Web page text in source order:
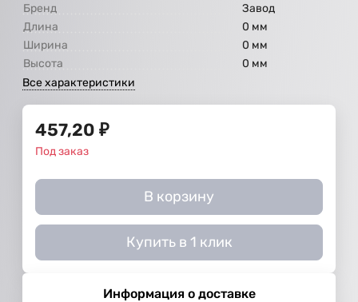
Бренд
Завод
Длина
0 мм
Ширина
0 мм
Высота
0 мм
Все характеристики
457,20 ₽
Под заказ
В корзину
Купить в 1 клик
Информация о доставке